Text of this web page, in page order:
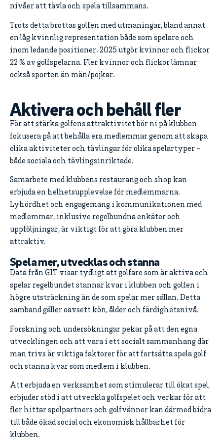
nivåer att tävla och spela tillsammans.
Trots detta brottas golfen med utmaningar, bland annat
en låg kvinnlig representation både som spelare och
inom ledande positioner. 2025 utgör kvinnor och flickor
22 % av golfspelarna. Fler kvinnor och flickor lämnar
också sporten än män/pojkar.
Aktivera och behåll fler
För att stärka golfens attraktivitet bör ni på klubben
fokusera på att behålla era medlemmar genom att skapa
olika aktiviteter och tävlingar för olika spelartyper –
både sociala och tävlingsinriktade.
Samarbete med klubbens restaurang och shop kan
erbjuda en helhetsupplevelse för medlemmarna.
Lyhördhet och engagemang i kommunikationen med
medlemmar, inklusive regelbundna enkäter och
uppföljningar, är viktigt för att göra klubben mer
attraktiv.
Spela mer, utvecklas och stanna
Data från GIT visar tydligt att golfare som är aktiva och
spelar regelbundet stannar kvar i klubben och golfen i
högre utsträckning än de som spelar mer sällan. Detta
samband gäller oavsett kön, ålder och färdighetsnivå.
Forskning och undersökningar pekar på att den egna
utvecklingen och att vara i ett socialt sammanhang där
man trivs är viktiga faktorer för att fortsätta spela golf
och stanna kvar som medlem i klubben.
Att erbjuda en verksamhet som stimulerar till ökat spel,
erbjuder stöd i att utveckla golfspelet och verkar för att
fler hittar spelpartners och golfvänner kan därmed bidra
till både ökad social och ekonomisk hållbarhet för
klubben.